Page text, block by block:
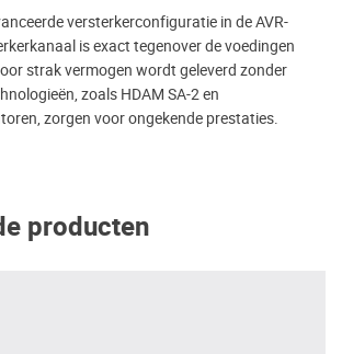
versterkerconfiguratie in de AVR-
is exact tegenover de voedingen
strak vermogen wordt geleverd zonder
zoals HDAM SA-2 en
zorgen voor ongekende prestaties.
producten